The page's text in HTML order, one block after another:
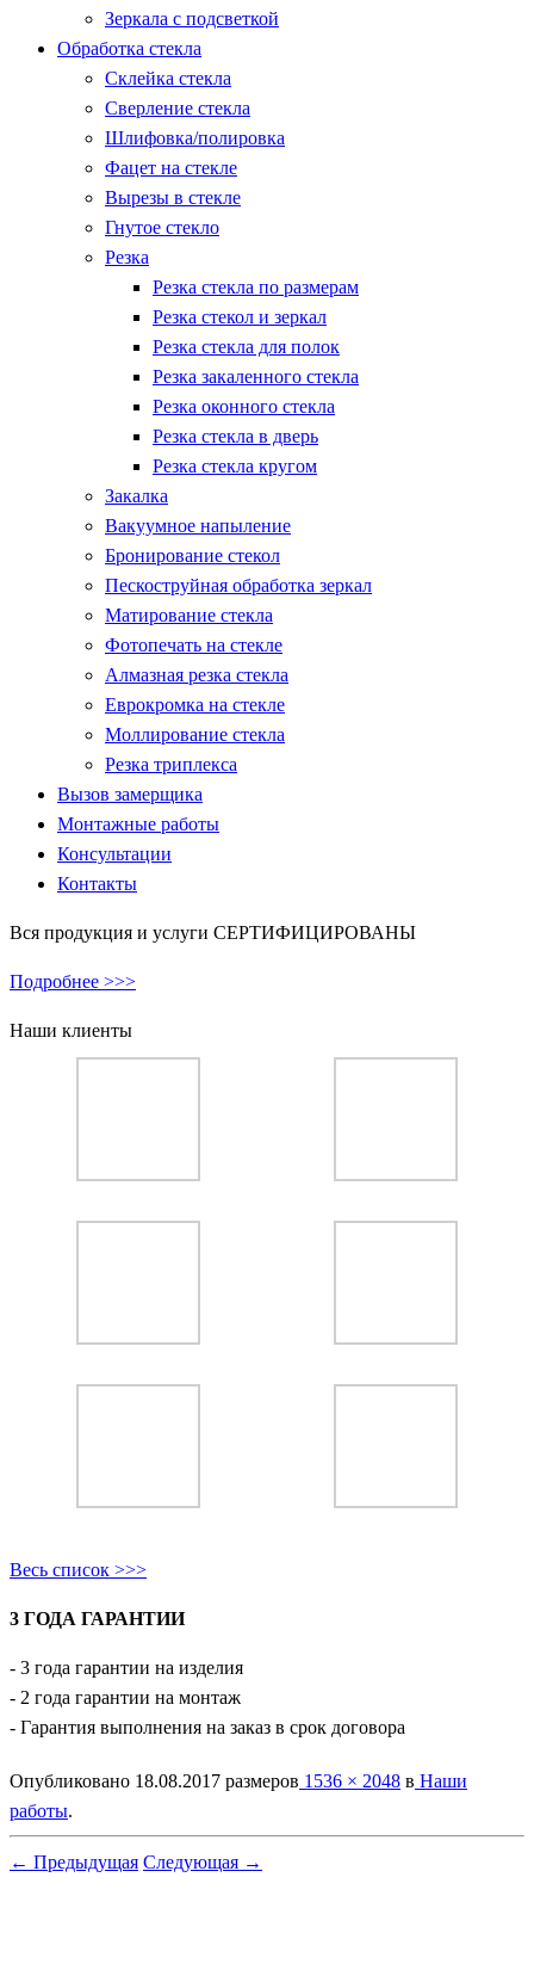
Зеркала с подсветкой
Обработка стекла
Склейка стекла
Сверление стекла
Шлифовка/полировка
Фацет на стекле
Вырезы в стекле
Гнутое стекло
Резка
Резка стекла по размерам
Резка стекол и зеркал
Резка стекла для полок
Резка закаленного стекла
Резка оконного стекла
Резка стекла в дверь
Резка стекла кругом
Закалка
Вакуумное напыление
Бронирование стекол
Пескоструйная обработка зеркал
Матирование стекла
Фотопечать на стекле
Алмазная резка стекла
Еврокромка на стекле
Моллирование стекла
Резка триплекса
Вызов замерщика
Монтажные работы
Консультации
Контакты
Вся продукция и услуги СЕРТИФИЦИРОВАНЫ
Подробнее >>>
Наши клиенты
Весь список >>>
3 ГОДА ГАРАНТИИ
- 3 года гарантии на изделия
- 2 года гарантии на монтаж
- Гарантия выполнения на заказ в срок договора
Опубликовано 18.08.2017 размеров 1536 × 2048 в Наши
работы.
← Предыдущая Следующая →